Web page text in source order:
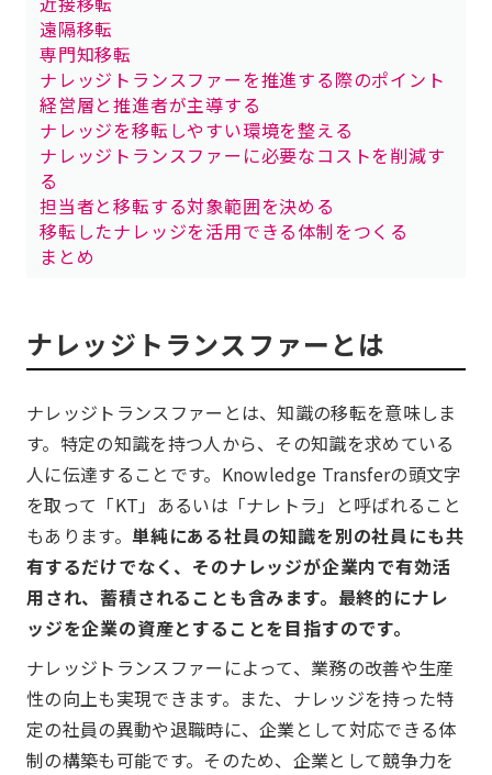
遠隔移転
専門知移転
ナレッジトランスファーを推進する際のポイント
経営層と推進者が主導する
ナレッジを移転しやすい環境を整える
ナレッジトランスファーに必要なコストを削減す
る
担当者と移転する対象範囲を決める
移転したナレッジを活用できる体制をつくる
まとめ
ナレッジトランスファーとは
ナレッジトランスファーとは、知識の移転を意味しま
す。特定の知識を持つ人から、その知識を求めている
人に伝達することです。Knowledge Transferの頭文字
を取って「KT」あるいは「ナレトラ」と呼ばれること
もあります。 単純にある社員の知識を別の社員にも共
有するだけでなく、そのナレッジが企業内で有効活
用され、蓄積されることも含みます。最終的にナレ
ッジを企業の資産とすることを目指すのです。
ナレッジトランスファーによって、業務の改善や生産
性の向上も実現できます。また、ナレッジを持った特
定の社員の異動や退職時に、企業として対応できる体
制の構築も可能です。そのため、企業として競争力を